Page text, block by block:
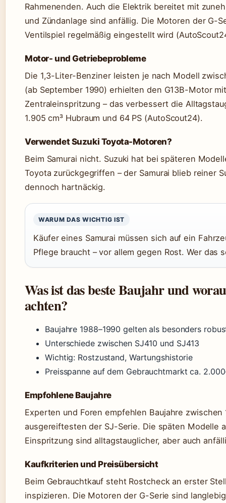
Rahmenenden. Auch die Elektrik bereitet mit
und Zündanlage sind anfällig. Die Motoren der G-
Ventilspiel regelmäßig eingestellt wird
Motor- und Getriebeprobleme
Die 1,3-Liter-Benziner leisten je nach Modell
(ab September 1990) erhielten den G13B-Motor
Zentraleinspritzung – das verbessert die
1.905 cm³ Hubraum und 64 PS (AutoScout24).
Verwendet Suzuki Toyota-Motoren?
Beim Samurai nicht. Suzuki hat bei späteren
Toyota zurückgegriffen – der Samurai blieb reiner
dennoch hartnäckig.
WARUM DAS WICHTIG IST
Käufer eines Samurai müssen sich auf ein
Pflege braucht – vor allem gegen Rost. Wer das
Was ist das beste Baujahr und
achten?
Baujahre 1988–1990 gelten als besonders
Unterschiede zwischen SJ410 und SJ413
Wichtig: Rostzustand, Wartungshistorie
Preisspanne auf dem Gebrauchtmarkt ca.
Empfohlene Baujahre
Experten und Foren empfehlen Baujahre
ausgereiftesten der SJ-Serie. Die späten Modelle
Einspritzung sind alltagstauglicher, aber auch
Kaufkriterien und Preisübersicht
Beim Gebrauchtkauf steht Rostcheck an erster
inspizieren. Die Motoren der G-Serie sind